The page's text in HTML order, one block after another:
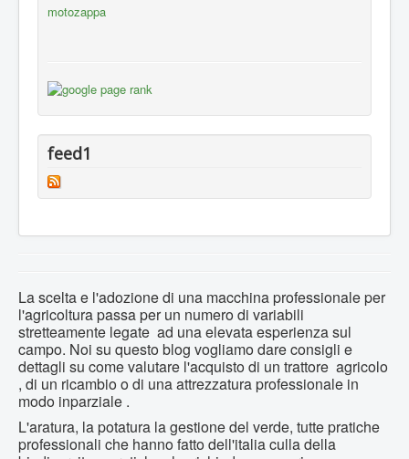
motozappa
feed1
La scelta e l'adozione di una macchina professionale per
l'agricoltura passa per un numero di variabili
stretteamente legate ad una elevata esperienza sul
campo. Noi su questo blog vogliamo dare consigli e
dettagli su come valutare l'acquisto di un trattore agricolo
, di un ricambio o di una attrezzatura professionale in
modo inparziale .
L'aratura, la potatura la gestione del verde, tutte pratiche
professionali che hanno fatto dell'italia culla della